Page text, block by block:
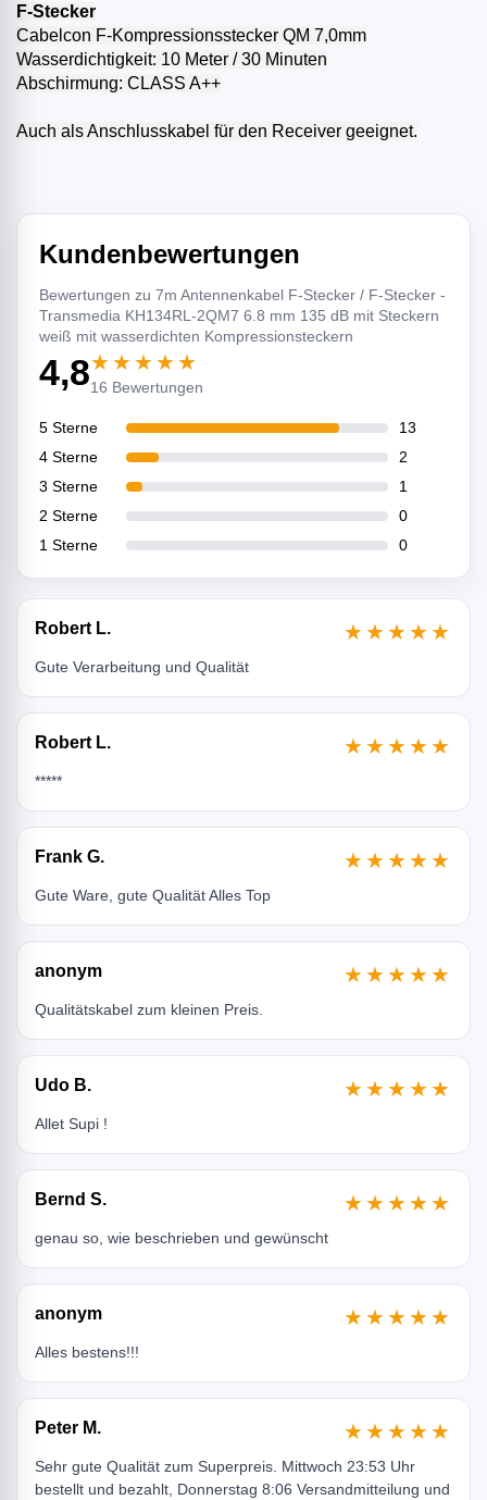
F-Stecker
Cabelcon F-Kompressionsstecker QM 7,0mm
Wasserdichtigkeit: 10 Meter / 30 Minuten
Abschirmung: CLASS A++
Auch als Anschlusskabel für den Receiver geeignet.
Kundenbewertungen
Bewertungen zu 7m Antennenkabel F-Stecker / F-Stecker -
Transmedia KH134RL-2QM7 6.8 mm 135 dB mit Steckern
weiß mit wasserdichten Kompressionsteckern
4,8★★★★★
16 Bewertungen
5 Sterne
13
4 Sterne
2
3 Sterne
1
2 Sterne
0
1 Sterne
0
Robert L. ★★★★★
Gute Verarbeitung und Qualität
Robert L. ★★★★★
*****
Frank G. ★★★★★
Gute Ware, gute Qualität Alles Top
anonym ★★★★★
Qualitätskabel zum kleinen Preis.
Udo B. ★★★★★
Allet Supi !
Bernd S. ★★★★★
genau so, wie beschrieben und gewünscht
anonym ★★★★★
Alles bestens!!!
Peter M. ★★★★★
Sehr gute Qualität zum Superpreis. Mittwoch 23:53 Uhr
bestellt und bezahlt, Donnerstag 8:06 Versandmitteilung und